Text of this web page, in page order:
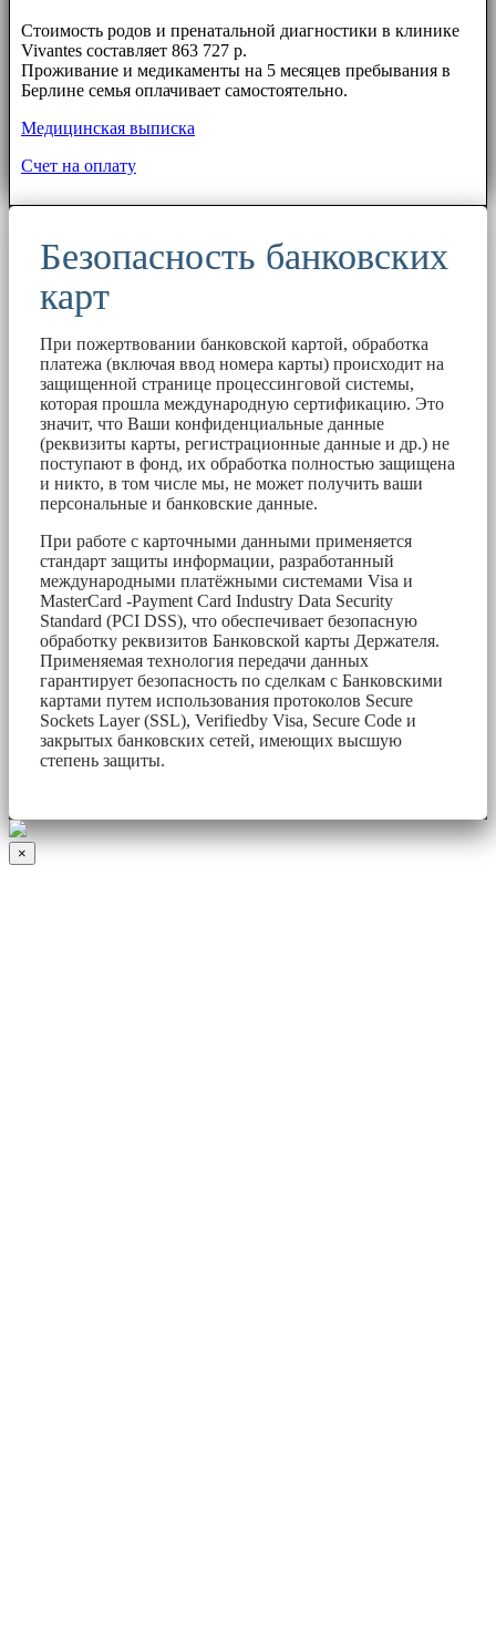
Стоимость родов и пренатальной диагностики в клинике
Vivantes составляет 863 727 р.
Проживание и медикаменты на 5 месяцев пребывания в
Берлине семья оплачивает самостоятельно.
Медицинская выписка
Счет на оплату
Безопасность банковских
карт
При пожертвовании банковской картой, обработка
платежа (включая ввод номера карты) происходит на
защищенной странице процессинговой системы,
которая прошла международную сертификацию. Это
значит, что Ваши конфиденциальные данные
(реквизиты карты, регистрационные данные и др.) не
поступают в фонд, их обработка полностью защищена
и никто, в том числе мы, не может получить ваши
персональные и банковские данные.
При работе с карточными данными применяется
стандарт защиты информации, разработанный
международными платёжными системами Visa и
MasterCard -Payment Card Industry Data Security
Standard (PCI DSS), что обеспечивает безопасную
обработку реквизитов Банковской карты Держателя.
Применяемая технология передачи данных
гарантирует безопасность по сделкам с Банковскими
картами путем использования протоколов Secure
Sockets Layer (SSL), Verifiedby Visa, Secure Code и
закрытых банковских сетей, имеющих высшую
степень защиты.
×